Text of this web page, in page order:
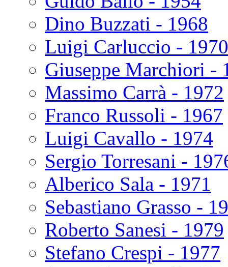
Dino Buzzati - 1968
Luigi Carluccio - 1970
Giuseppe Marchiori -
Massimo Carrà - 1972
Franco Russoli - 1967
Luigi Cavallo - 1974
Sergio Torresani -
Alberico Sala - 1971
Sebastiano Grasso -
Roberto Sanesi - 1979
Stefano Crespi - 1977